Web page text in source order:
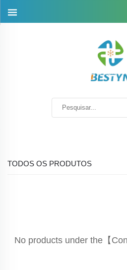
TODOS OS PRODUTOS
No products under the【